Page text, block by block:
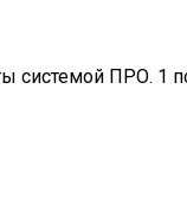
системой ПРО. 1